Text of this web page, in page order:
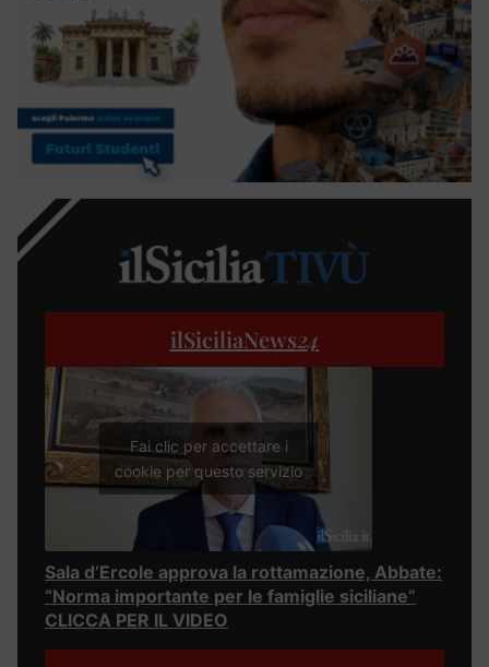
ilSiciliaNews24
Fai clic per accettare i
cookie per questo servizio
Sala d’Ercole approva la rottamazione, Abbate:
“Norma importante per le famiglie siciliane”
CLICCA PER IL VIDEO